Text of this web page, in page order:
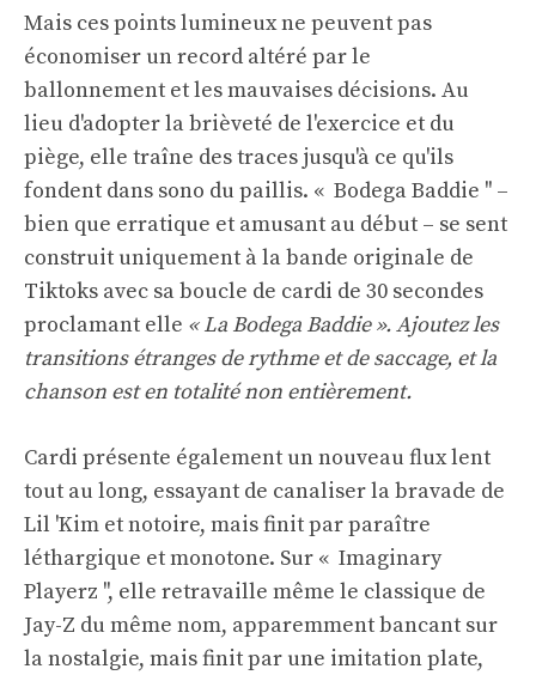
Mais ces points lumineux ne peuvent pas
économiser un record altéré par le
ballonnement et les mauvaises décisions. Au
lieu d'adopter la brièveté de l'exercice et du
piège, elle traîne des traces jusqu'à ce qu'ils
fondent dans sono du paillis. « Bodega Baddie '' –
bien que erratique et amusant au début – se sent
construit uniquement à la bande originale de
Tiktoks avec sa boucle de cardi de 30 secondes
proclamant elle « La Bodega Baddie ». Ajoutez les
transitions étranges de rythme et de saccage, et la
chanson est en totalité non entièrement.
Cardi présente également un nouveau flux lent
tout au long, essayant de canaliser la bravade de
Lil 'Kim et notoire, mais finit par paraître
léthargique et monotone. Sur « Imaginary
Playerz '', elle retravaille même le classique de
Jay-Z du même nom, apparemment bancant sur
la nostalgie, mais finit par une imitation plate,